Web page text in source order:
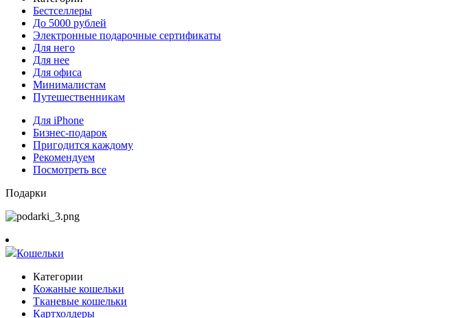
Бестселлеры
До 5000 рублей
Электронные подарочные сертификаты
Для него
Для нее
Для офиса
Минималистам
Путешественникам
Для iPhone
Бизнес-подарок
Пригодится каждому
Рекомендуем
Посмотреть все
Подарки
Кошельки
Категории
Кожаные кошельки
Тканевые кошельки
Картхолдеры